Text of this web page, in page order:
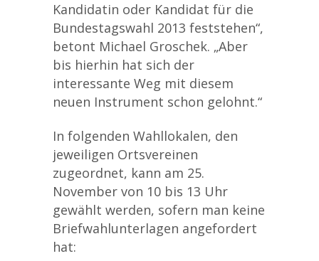
Kandidatin oder Kandidat für die
Bundestagswahl 2013 feststehen“,
betont Michael Groschek. „Aber
bis hierhin hat sich der
interessante Weg mit diesem
neuen Instrument schon gelohnt.“
In folgenden Wahllokalen, den
jeweiligen Ortsvereinen
zugeordnet, kann am 25.
November von 10 bis 13 Uhr
gewählt werden, sofern man keine
Briefwahlunterlagen angefordert
hat: